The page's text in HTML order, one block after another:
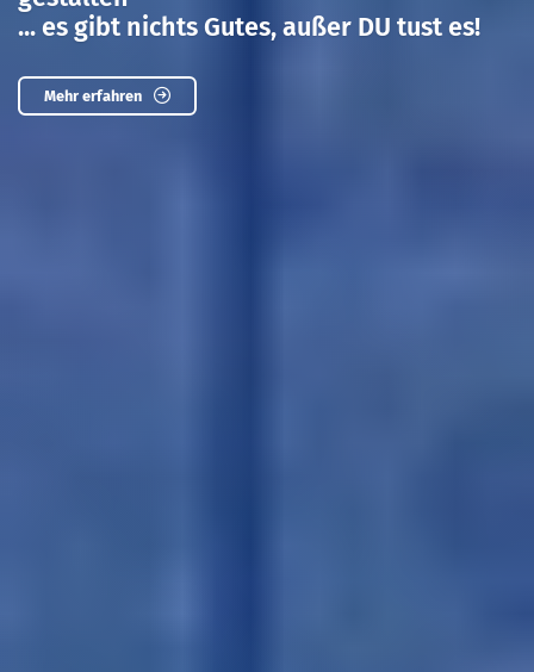
... es gibt nichts Gutes, außer DU tust es!
Mehr erfahren